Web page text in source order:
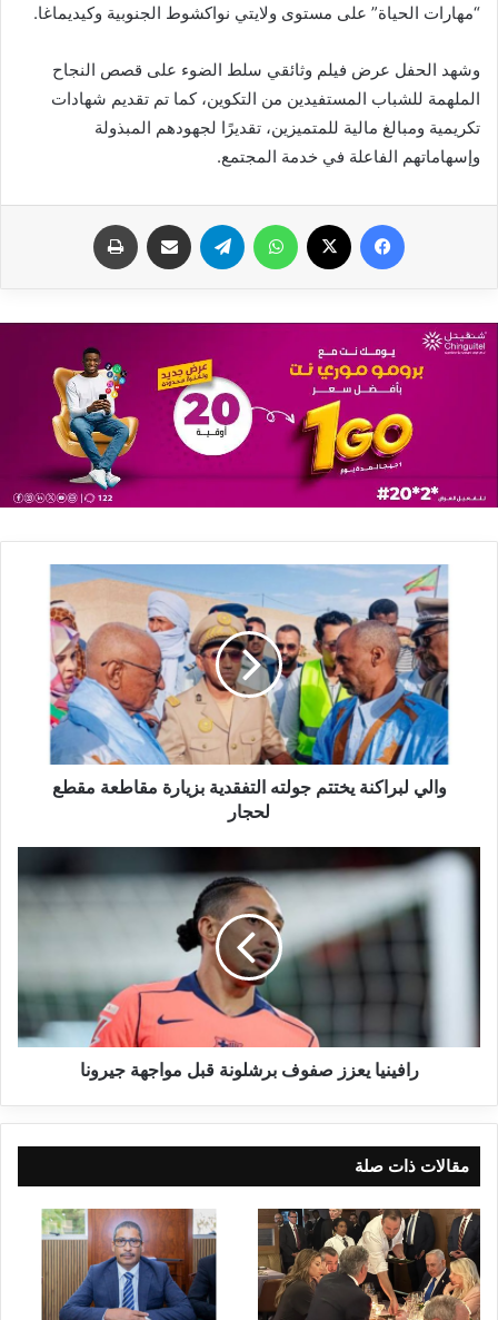
“مهارات الحياة” على مستوى ولايتي نواكشوط الجنوبية وكيديماغا.
وشهد الحفل عرض فيلم وثائقي سلط الضوء على قصص النجاح
الملهمة للشباب المستفيدين من التكوين، كما تم تقديم شهادات
تكريمية ومبالغ مالية للمتميزين، تقديرًا لجهودهم المبذولة
وإسهاماتهم الفاعلة في خدمة المجتمع.
فيسبوك واتساب تيلقرام مشاركة عبر البريد
والي لبراكنة يختتم جولته التفقدية بزيارة مقاطعة مقطع
لحجار
رافينيا يعزز صفوف برشلونة قبل مواجهة جيرونا
مقالات ذات صلة